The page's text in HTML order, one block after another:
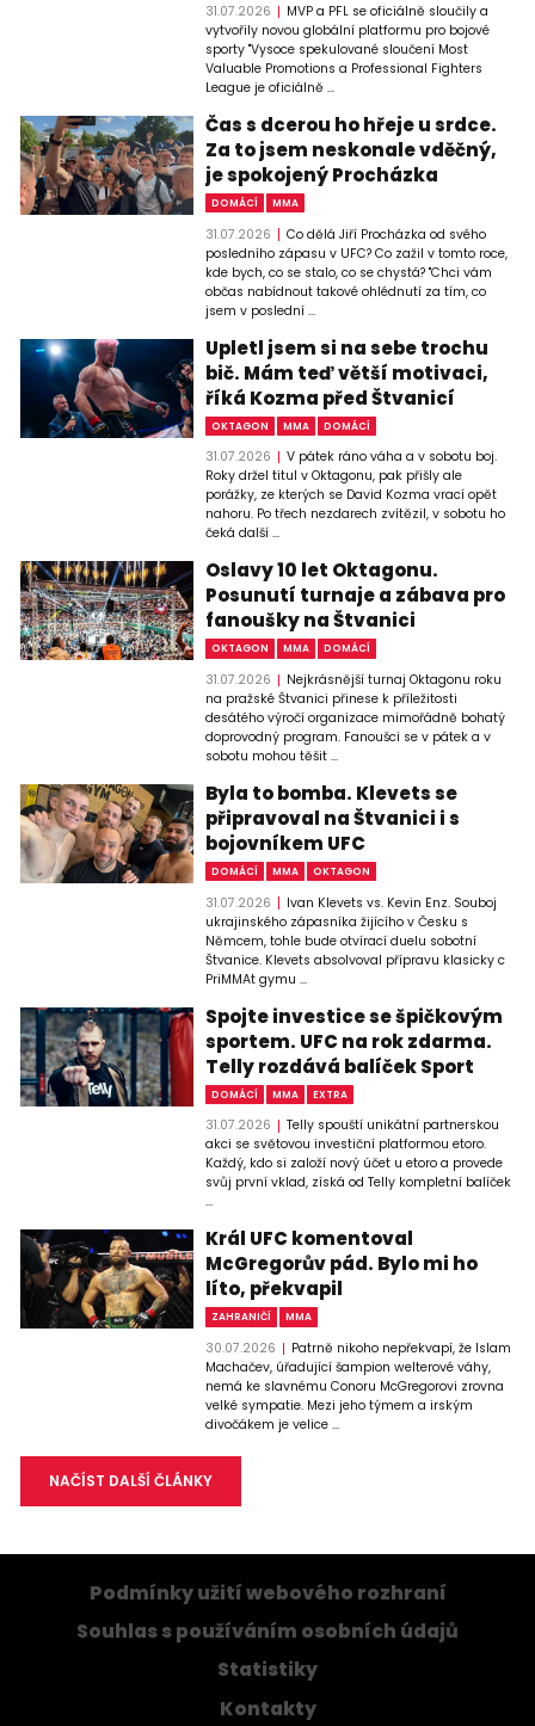
31.07.2026
MVP a PFL se oficiálně sloučily a
vytvořily novou globální platformu pro bojové
sporty "Vysoce spekulované sloučení Most
Valuable Promotions a Professional Fighters
League je oficiálně ...
Čas s dcerou ho hřeje u srdce.
Za to jsem neskonale vděčný,
je spokojený Procházka
DOMÁCÍ MMA
31.07.2026
Co dělá Jiří Procházka od svého
posledního zápasu v UFC? Co zažil v tomto roce,
kde bych, co se stalo, co se chystá? "Chci vám
občas nabídnout takové ohlédnutí za tím, co
jsem v poslední ...
Upletl jsem si na sebe trochu
bič. Mám teď větší motivaci,
říká Kozma před Štvanicí
OKTAGON MMA DOMÁCÍ
31.07.2026
V pátek ráno váha a v sobotu boj.
Roky držel titul v Oktagonu, pak přišly ale
porážky, ze kterých se David Kozma vrací opět
nahoru. Po třech nezdarech zvítězil, v sobotu ho
čeká další ...
Oslavy 10 let Oktagonu.
Posunutí turnaje a zábava pro
fanoušky na Štvanici
OKTAGON MMA DOMÁCÍ
31.07.2026
Nejkrásnější turnaj Oktagonu roku
na pražské Štvanici přinese k příležitosti
desátého výročí organizace mimořádně bohatý
doprovodný program. Fanoušci se v pátek a v
sobotu mohou těšit ...
Byla to bomba. Klevets se
připravoval na Štvanici i s
bojovníkem UFC
DOMÁCÍ MMA OKTAGON
31.07.2026
Ivan Klevets vs. Kevin Enz. Souboj
ukrajinského zápasníka žijícího v Česku s
Němcem, tohle bude otvírací duelu sobotní
Štvanice. Klevets absolvoval přípravu klasicky c
PriMMAt gymu ...
Spojte investice se špičkovým
sportem. UFC na rok zdarma.
Telly rozdává balíček Sport
DOMÁCÍ MMA EXTRA
31.07.2026
Telly spouští unikátní partnerskou
akci se světovou investiční platformou etoro.
Každý, kdo si založí nový účet u etoro a provede
svůj první vklad, získá od Telly kompletní balíček
...
Král UFC komentoval
McGregorův pád. Bylo mi ho
líto, překvapil
ZAHRANIČÍ MMA
30.07.2026
Patrně nikoho nepřekvapí, že Islam
Machačev, úřadující šampion welterové váhy,
nemá ke slavnému Conoru McGregorovi zrovna
velké sympatie. Mezi jeho týmem a irským
divočákem je velice ...
NAČÍST DALŠÍ ČLÁNKY
Podmínky užití webového rozhraní
Souhlas s používáním osobních údajů
Statistiky
Kontakty